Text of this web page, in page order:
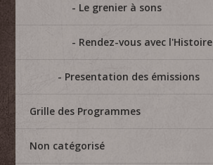
Le grenier à sons
Rendez-vous avec l'Histoire
Presentation des émissions
Grille des Programmes
Non catégorisé